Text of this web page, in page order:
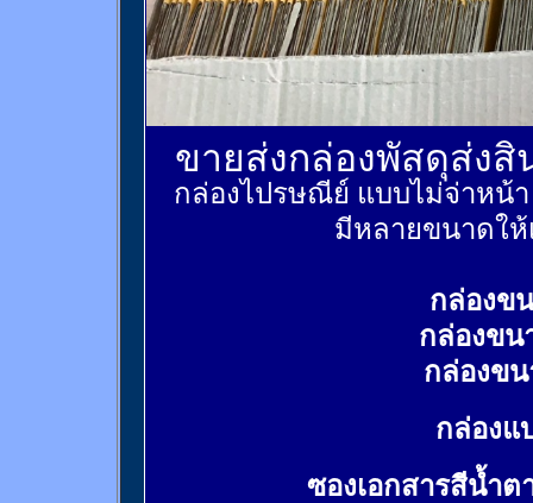
ขายส่งกล่องพัสดุส่ง
กล่องไปรษณีย์ แบบไม่จ่าหน้
มีหลายขนาดให้
กล่องข
กล่องขน
กล่องข
กล่องแ
ซองเอกสารสีน้ำต